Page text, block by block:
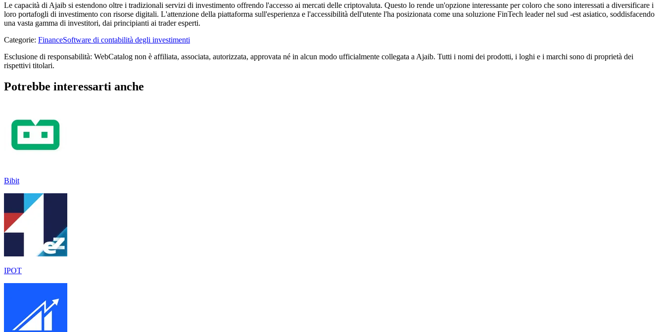
Le capacità di Ajaib si estendono oltre i tradizionali servizi di investimento offrendo l'accesso ai mercati delle criptovaluta. Questo lo rende un'opzione interessante per coloro che sono interessati a diversificare i
loro portafogli di investimento con risorse digitali. L'attenzione della piattaforma sull'esperienza e l'accessibilità dell'utente l'ha posizionata come una soluzione FinTech leader nel sud -est asiatico, soddisfacendo
una vasta gamma di investitori, dai principianti ai trader esperti.
Categorie: FinanceSoftware di contabilità degli investimenti
Esclusione di responsabilità: WebCatalog non è affiliata, associata, autorizzata, approvata né in alcun modo ufficialmente collegata a Ajaib. Tutti i nomi dei prodotti, i loghi e i marchi sono di proprietà dei
rispettivi titolari.
Potrebbe interessarti anche
Bibit
IPOT